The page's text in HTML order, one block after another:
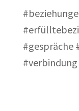
#gespräche